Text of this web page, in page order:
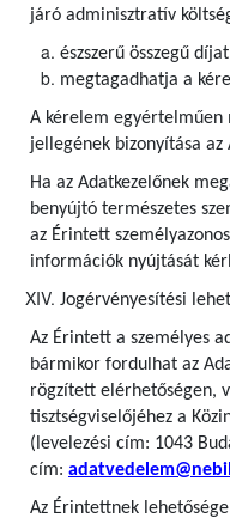
járó adminisztratív
észszerű összegű
megtagadhatja a
A kérelem egyértelműen
jellegének bizonyítása
Ha az Adatkezelőnek
benyújtó természetes
az Érintett
információk nyújtását
Jogérvényesítési
Az Érintett a személyes
bármikor fordulhat az
rögzített elérhetőségen,
tisztségviselőjéhez a
(levelezési cím: 1043
cím:
Az Érintettnek